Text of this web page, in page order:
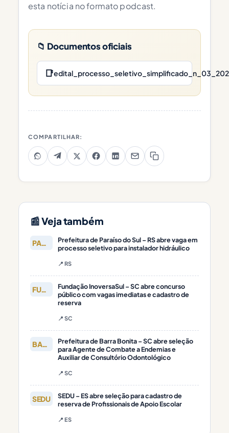
esta notícia no formato podcast.
📁 Documentos oficiais
📑
COMPARTILHAR:
📰 Veja também
PARAÍSO DO
Prefeitura de Paraíso do Sul – RS abre vaga em
processo seletivo para instalador hidráulico
📍 RS
FUNDAÇÃO
Fundação InoversaSul – SC abre concurso
público com vagas imediatas e cadastro de
reserva
📍 SC
BARRA
Prefeitura de Barra Bonita – SC abre seleção
para Agente de Combate a Endemias e
Auxiliar de Consultório Odontológico
📍 SC
SEDU
SEDU – ES abre seleção para cadastro de
reserva de Profissionais de Apoio Escolar
📍 ES